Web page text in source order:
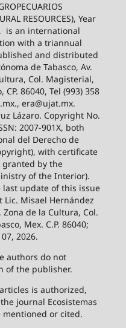
RESOURCES), Year
is an international
with a triannual
and distributed
de Tabasco, Av.
Col. Magisterial,
86040, Tel (993) 358
era@ujat.mx.
Lázaro. Copyright No.
2007-901X, both
del Derecho de
with certificate
granted by the
of the Interior).
update of this issue
Misael Hernández
de la Cultura, Col.
Mex. C.P. 86040;
2026.
authors do not
of the publisher.
is authorized,
journal Ecosistemas
mentioned or cited.